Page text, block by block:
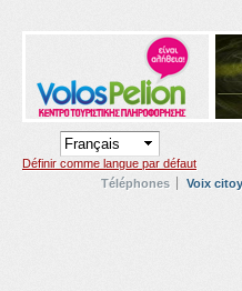
Définir comme langue par défaut
Téléphones
Voix